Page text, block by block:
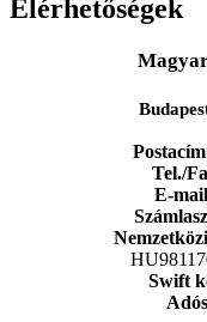
Elérhetőségek
Tel./
E-
Swift